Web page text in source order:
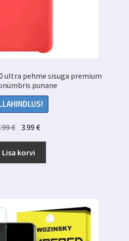
ultra pehme sisuga premium
punane
€ Algne
oli:
7.99 €.
3.99€Praegune
3.99 €.
Lisa korvi